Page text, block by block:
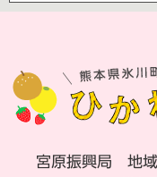
宮原振興局 地